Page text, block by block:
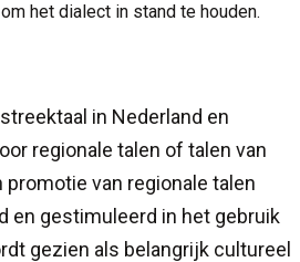
het dialect in stand te houden.
in Nederland en
regionale talen of talen van
promotie van regionale talen
en gestimuleerd in het gebruik
gezien als belangrijk cultureel